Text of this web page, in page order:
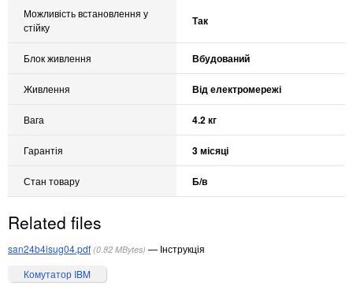
Можливість встановлення у
стійку
Так
Блок живлення Вбудований
Живлення Від електромережі
Вага 4.2 кг
Гарантія 3 місяці
Стан товару Б/в
Related files
san24b4isug04.pdf 0.82 MBytes
Інструкція
Комутатор IBM